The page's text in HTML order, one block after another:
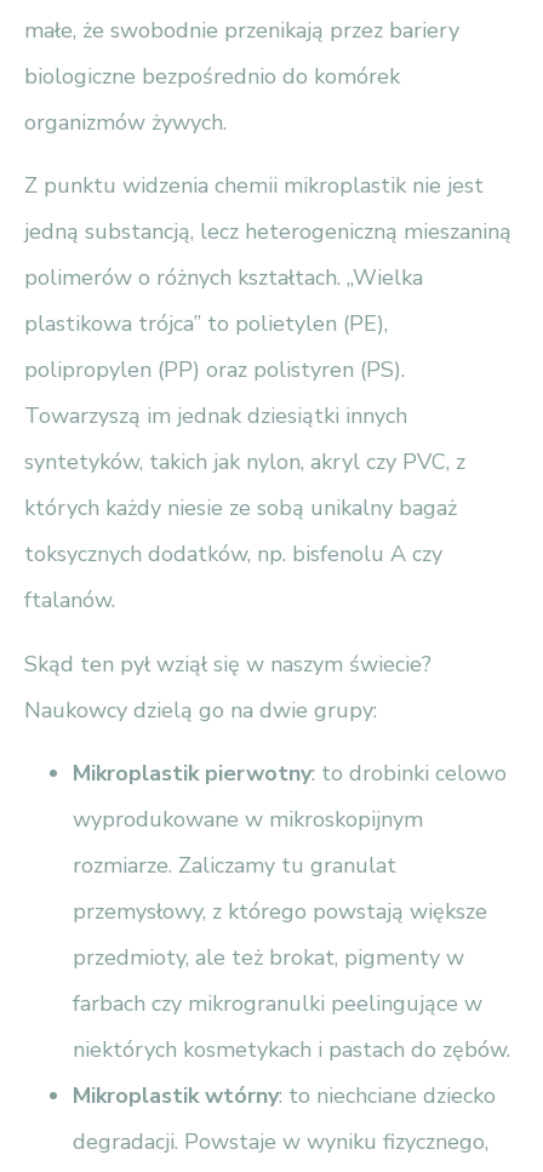
małe, że swobodnie przenikają przez bariery
biologiczne bezpośrednio do komórek
organizmów żywych.
Z punktu widzenia chemii mikroplastik nie jest
jedną substancją, lecz heterogeniczną mieszaniną
polimerów o różnych kształtach. „Wielka
plastikowa trójca” to polietylen (PE),
polipropylen (PP) oraz polistyren (PS).
Towarzyszą im jednak dziesiątki innych
syntetyków, takich jak nylon, akryl czy PVC, z
których każdy niesie ze sobą unikalny bagaż
toksycznych dodatków, np. bisfenolu A czy
ftalanów.
Skąd ten pył wziął się w naszym świecie?
Naukowcy dzielą go na dwie grupy:
Mikroplastik pierwotny: to drobinki celowo
wyprodukowane w mikroskopijnym
rozmiarze. Zaliczamy tu granulat
przemysłowy, z którego powstają większe
przedmioty, ale też brokat, pigmenty w
farbach czy mikrogranulki peelingujące w
niektórych kosmetykach i pastach do zębów.
Mikroplastik wtórny: to niechciane dziecko
degradacji. Powstaje w wyniku fizycznego,